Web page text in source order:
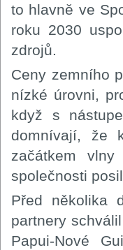
to hlavně ve
roku 2030
zdrojů.
Ceny zemního
nízké úrovni,
když s
domnívají, že
začátkem
společnosti
Před několika
partnery
Papui-Nové